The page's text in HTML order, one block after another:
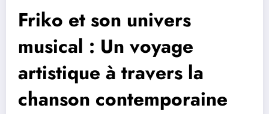
Friko et son univers
musical : Un voyage
artistique à travers la
chanson contemporaine